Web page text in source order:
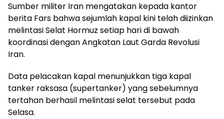
Sumber militer Iran mengatakan kepada kantor
berita Fars bahwa sejumlah kapal kini telah diizinkan
melintasi Selat Hormuz setiap hari di bawah
koordinasi dengan Angkatan Laut Garda Revolusi
Iran.
Data pelacakan kapal menunjukkan tiga kapal
tanker raksasa (supertanker) yang sebelumnya
tertahan berhasil melintasi selat tersebut pada
Selasa.